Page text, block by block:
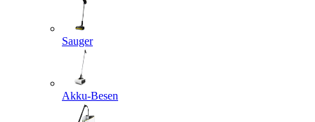
Sauger
Akku-Besen